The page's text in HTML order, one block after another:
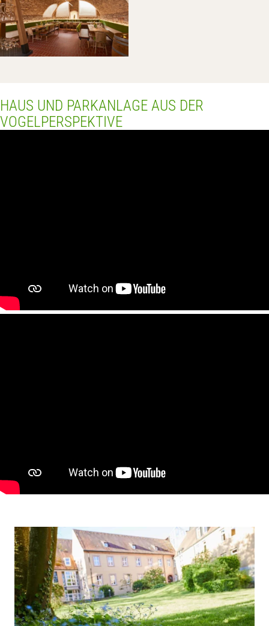
HAUS UND PARKANLAGE AUS DER
VOGELPERSPEKTIVE